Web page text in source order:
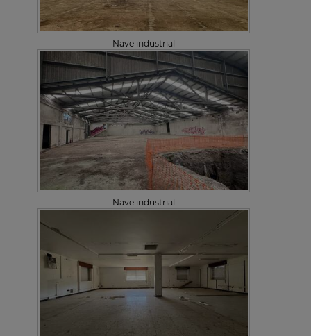
Nave industrial
Nave industrial